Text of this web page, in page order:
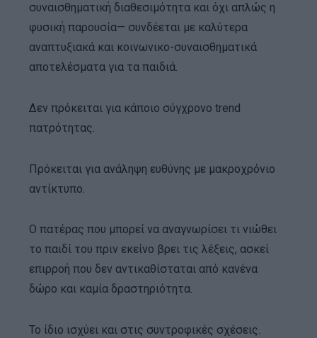
συναισθηματική διαθεσιμότητα και όχι απλώς η
φυσική παρουσία— συνδέεται με καλύτερα
αναπτυξιακά και κοινωνικο-συναισθηματικά
αποτελέσματα για τα παιδιά.
Δεν πρόκειται για κάποιο σύγχρονο trend
πατρότητας.
Πρόκειται για ανάληψη ευθύνης με μακροχρόνιο
αντίκτυπο.
Ο πατέρας που μπορεί να αναγνωρίσει τι νιώθει
το παιδί του πριν εκείνο βρει τις λέξεις, ασκεί
επιρροή που δεν αντικαθίσταται από κανένα
δώρο και καμία δραστηριότητα.
Το ίδιο ισχύει και στις συντροφικές σχέσεις.